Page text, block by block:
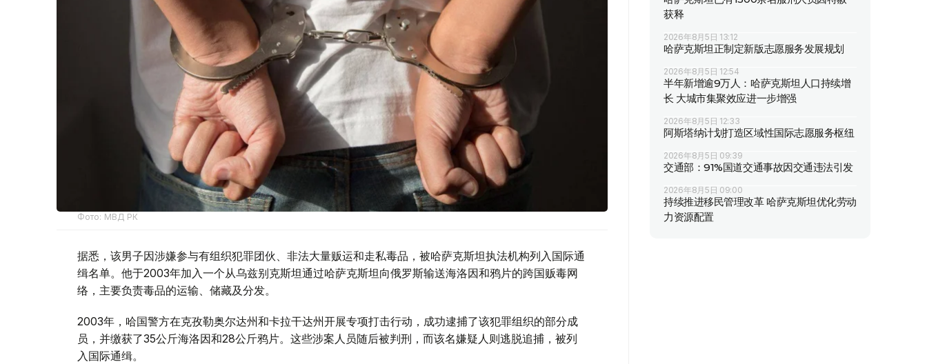
Фото: МВД РК
据悉，该男子因涉嫌参与有组织犯罪团伙、非法大量贩运和走私毒品，被哈萨克斯坦执法机构列入国际通
缉名单。他于2003年加入一个从乌兹别克斯坦通过哈萨克斯坦向俄罗斯输送海洛因和鸦片的跨国贩毒网
络，主要负责毒品的运输、储藏及分发。
2003年，哈国警方在克孜勒奥尔达州和卡拉干达州开展专项打击行动，成功逮捕了该犯罪组织的部分成
员，并缴获了35公斤海洛因和28公斤鸦片。这些涉案人员随后被判刑，而该名嫌疑人则逃脱追捕，被列
入国际通缉。
获释
2026年8月5日 13:12
哈萨克斯坦正制定新版志愿服务发展规划
2026年8月5日 12:54
半年新增逾9万人：哈萨克斯坦人口持续增
长 大城市集聚效应进一步增强
2026年8月5日 12:33
阿斯塔纳计划打造区域性国际志愿服务枢纽
2026年8月5日 09:39
交通部：91%国道交通事故因交通违法引发
2026年8月5日 09:00
持续推进移民管理改革 哈萨克斯坦优化劳动
力资源配置